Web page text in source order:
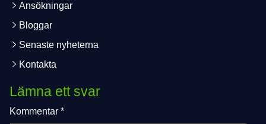
Ansökningar
Bloggar
Senaste nyheterna
Kontakta
Lämna ett svar
Kommentar *